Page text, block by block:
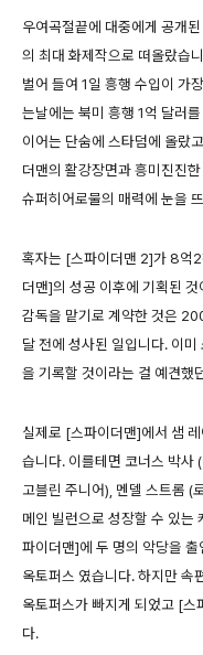
우여곡절끝에 대중에게 공개
의 최대 화제작으로 떠올랐습
벌어 들여 1일 흥행 수입이 가
는날에는 북미 흥행 1억 달러
이어는 단숨에 스타덤에 올랐
더맨의 활강장면과 흥미진진
슈퍼히어로물의 매력에 눈을
혹자는 [스파이더맨 2]가 8억
더맨]의 성공 이후에 기획된
감독을 맡기로 계약한 것은
달 전에 성사된 일입니다. 이
을 기록할 것이라는 걸 예견했
실제로 [스파이더맨]에서 샘
습니다. 이를테면 코너스 박사
고블린 주니어), 멘델 스트롬 (
메인 빌런으로 성장할 수 있는
파이더맨]에 두 명의 악당을
옥토퍼스 였습니다. 하지만 속
옥토퍼스가 빠지게 되었고 [스
다.